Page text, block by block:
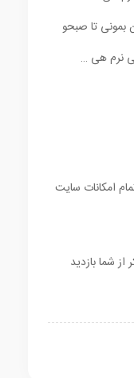
بمونی تا صبحو
نرم هی …
امکانات سایت
شما بازدید